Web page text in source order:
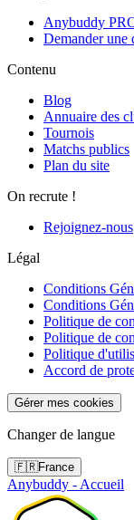
Anybuddy
Demander une
Contenu
Blog
Annuaire des
Tournois
Matchs publics
Plan du site
On recrute !
Rejoignez-nous
Légal
Conditions
Conditions
Politique de
Politique de
Politique
Accord de
Gérer mes cookies
Changer de langue
🇫🇷France
Anybuddy - Accueil